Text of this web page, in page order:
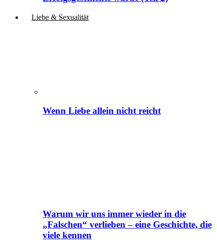
Liebe & Sexualität
Wenn Liebe allein nicht reicht
Warum wir uns immer wieder in die
„Falschen“ verlieben – eine Geschichte, die
viele kennen